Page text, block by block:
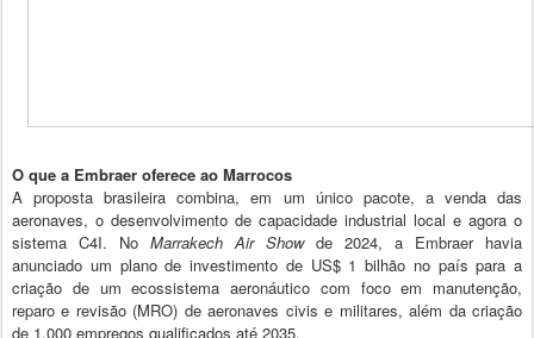
O que a Embraer oferece ao Marrocos
A proposta brasileira combina, em um único pacote, a venda das
aeronaves, o desenvolvimento de capacidade industrial local e agora o
sistema C4I. No Marrakech Air Showde 2024, a Embraer havia
anunciado um plano de investimento de US$ 1 bilhão no país para a
criação de um ecossistema aeronáutico com foco em manutenção,
reparo e revisão (MRO) de aeronaves civis e militares, além da criação
de 1.000 empregos qualificados até 2035.